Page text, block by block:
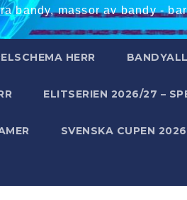
bandy, massor av bandy -
HERR
ELITSERIEN 2026/27 –
SVENSKA CUPEN